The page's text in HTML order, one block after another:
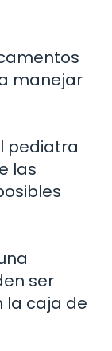
manejar
pediatra
las
ser
la caja de